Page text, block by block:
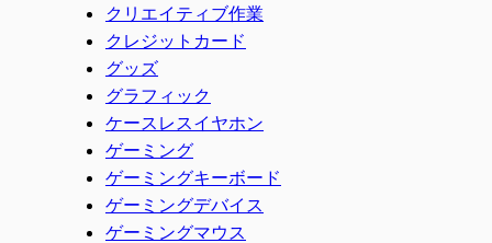
クリエイティブ作業
クレジットカード
グッズ
グラフィック
ケースレスイヤホン
ゲーミング
ゲーミングキーボード
ゲーミングデバイス
ゲーミングマウス